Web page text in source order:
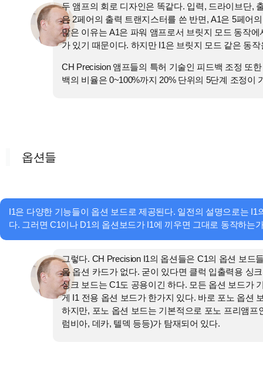
두 앰프의 회로 디자인은 똑같다. 입력, 드라이브단,
은 2페어의 출력 트랜지스터를 쓴 반면, A1은 5페어
많은 이유는 A1은 파워 앰프로서 브릿지 모드 동작
가 있기 때문이다. 하지만 I1은 브릿지 모드 같은 동
CH Precision 앰프들의 특허 기술인 피드백 조정 또
백의 비율은 0~100%까지 20% 단위의 5단계 조정이
옵션들
I1은 다양한 기능들이 옵션 보드로 제공된다. 일전의 설명으로는
다. 그러면 C1이나 D1의 옵션보드가 I1에 끼우면 그대로 동작하는
그렇다. CH Precision I1의 옵션들은 C1의 옵션 보드
울 옵션 카드가 없다. 굳이 있다면 클럭 입출력용 싱
싱크 보드는 C1도 공용이긴 하다. 모든 옵션 보드가
게 I1 전용 옵션 보드가 한가지 있다. 바로 포노 옵션
하지만, 포노 옵션 보드는 기본적으로 포노 프리앰
럼비아, 데카, 텔덱 등등)가 탐재되어 있다.